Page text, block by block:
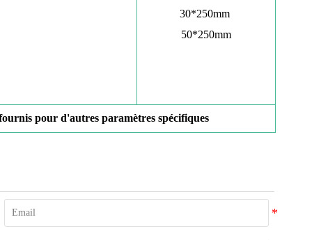
30*250mm
50*250mm
pour d'autres paramètres spécifiques